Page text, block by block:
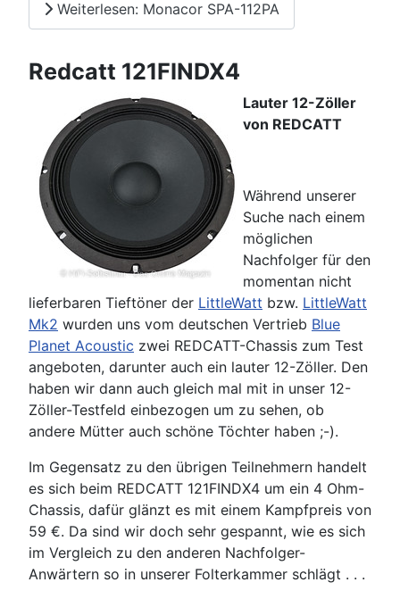
Weiterlesen: Monacor SPA-112PA
Redcatt 121FINDX4
Lauter 12-Zöller
von REDCATT
Während unserer
Suche nach einem
möglichen
Nachfolger für den
momentan nicht
lieferbaren Tieftöner der LittleWatt bzw. LittleWatt
Mk2 wurden uns vom deutschen Vertrieb Blue
Planet Acoustic zwei REDCATT-Chassis zum Test
angeboten, darunter auch ein lauter 12-Zöller. Den
haben wir dann auch gleich mal mit in unser 12-
Zöller-Testfeld einbezogen um zu sehen, ob
andere Mütter auch schöne Töchter haben ;-).
Im Gegensatz zu den übrigen Teilnehmern handelt
es sich beim REDCATT 121FINDX4 um ein 4 Ohm-
Chassis, dafür glänzt es mit einem Kampfpreis von
59 €. Da sind wir doch sehr gespannt, wie es sich
im Vergleich zu den anderen Nachfolger-
Anwärtern so in unserer Folterkammer schlägt . . .